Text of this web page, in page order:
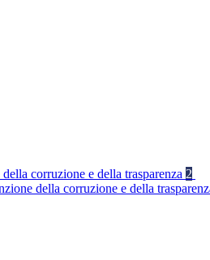
corruzione e della trasparenza 2
della corruzione e della